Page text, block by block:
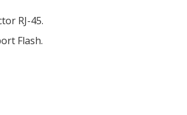
RJ-45.
Flash.